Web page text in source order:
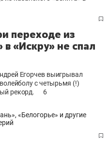
переходе из
в «Искру» не спал
Егорчев выигрывал
с четырьмя (!)
рекорд.
6